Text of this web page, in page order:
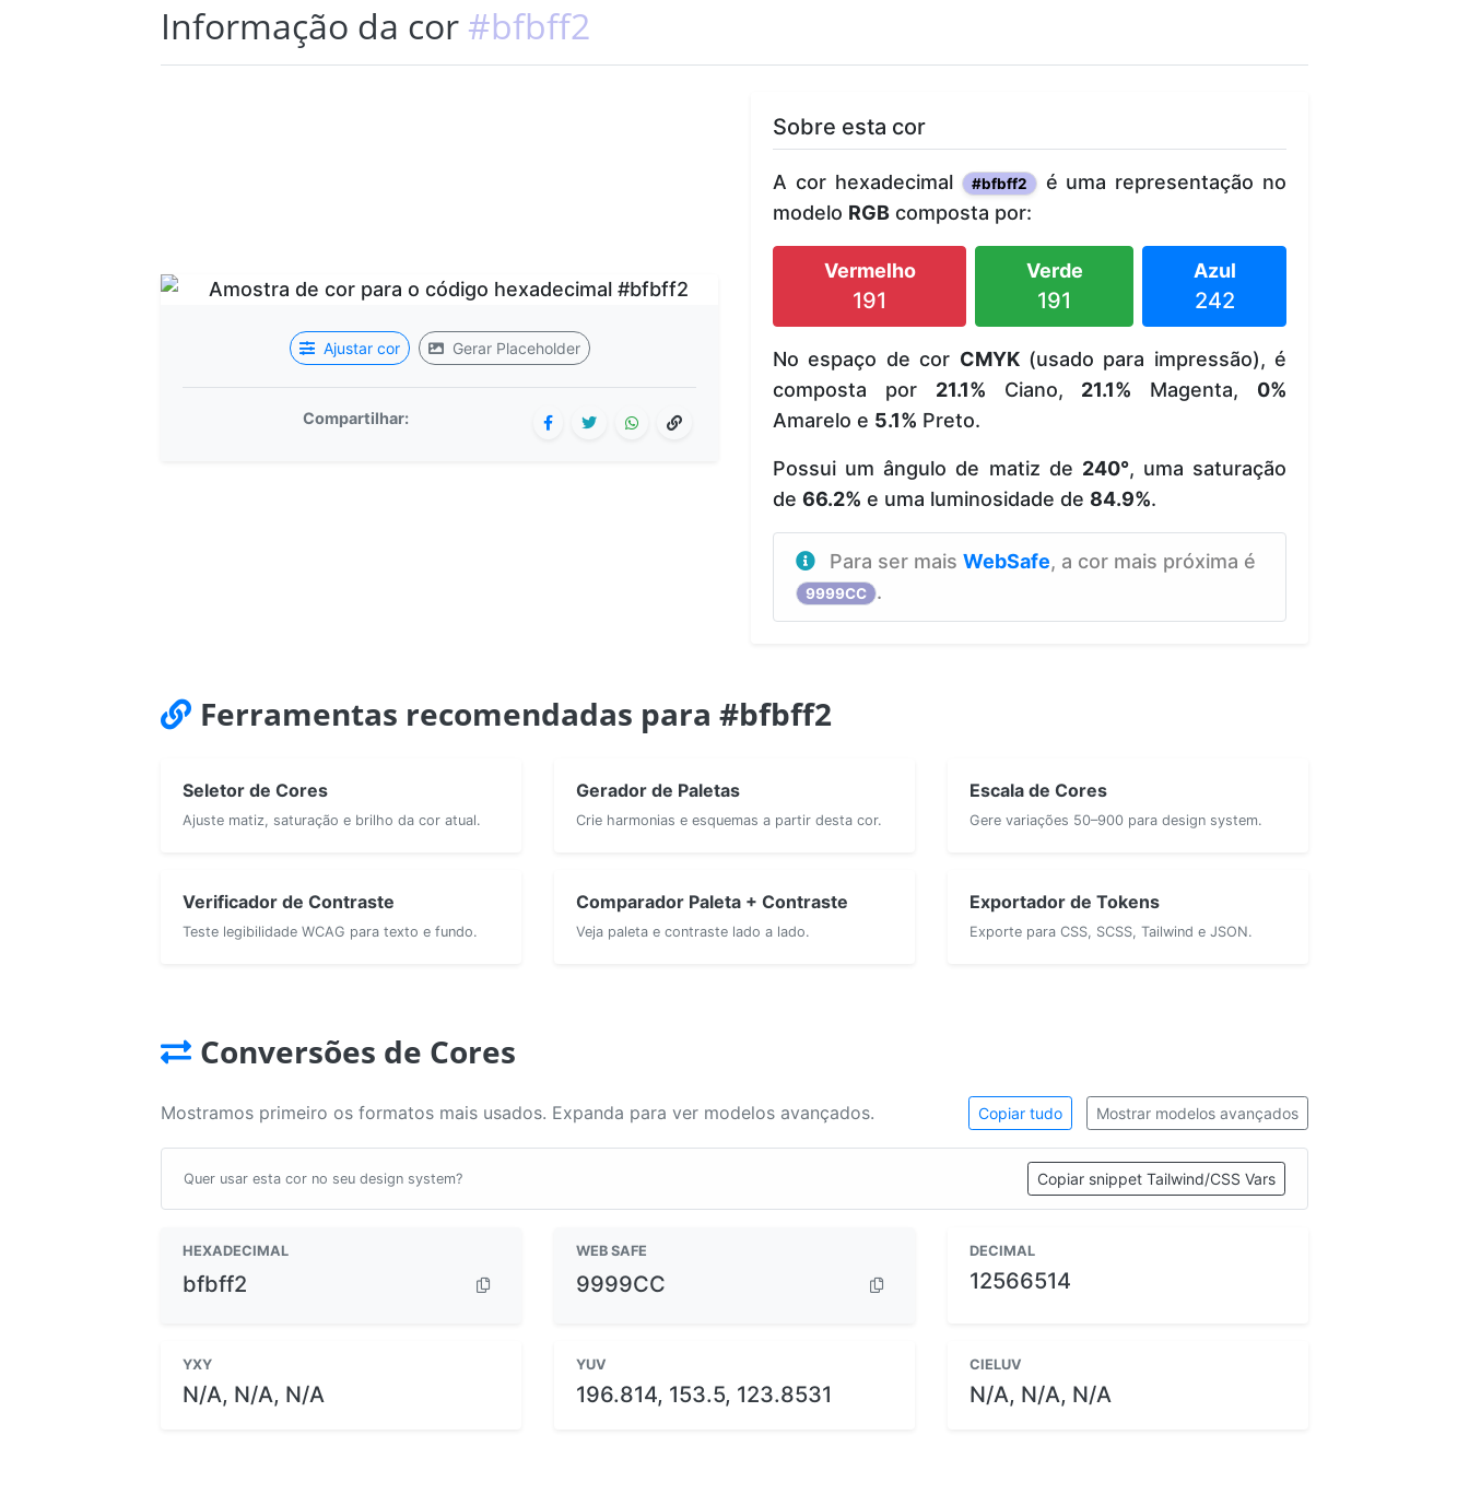
Informação da cor #bfbff2
Ajustar cor Gerar Placeholder
Compartilhar:
Sobre esta cor
A cor hexadecimal #bfbff2
é uma representação no
modelo RGB composta por:
Vermelho
191
Verde
191
Azul
242
No espaço de cor CMYK(usado para impressão), é
composta por 21.1% Ciano, 21.1% Magenta, 0%
Amarelo e 5.1% Preto.
Possui um ângulo de matiz de 240°, uma saturação
de 66.2% e uma luminosidade de 84.9%.
Para ser mais WebSafe, a cor mais próxima é
9999CC .
Ferramentas recomendadas para #bfbff2
Seletor de Cores
Ajuste matiz, saturação e brilho da cor atual.
Gerador de Paletas
Crie harmonias e esquemas a partir desta cor.
Escala de Cores
Gere variações 50–900 para design system.
Verificador de Contraste
Teste legibilidade WCAG para texto e fundo.
Comparador Paleta + Contraste
Veja paleta e contraste lado a lado.
Exportador de Tokens
Exporte para CSS, SCSS, Tailwind e JSON.
Conversões de Cores
Mostramos primeiro os formatos mais usados. Expanda para ver modelos avançados. Copiar tudo Mostrar modelos avançados
Quer usar esta cor no seu design system? Copiar snippet Tailwind/CSS Vars
HEXADECIMAL
bfbff2
WEB SAFE
9999CC
DECIMAL
12566514
YXY
N/A, N/A, N/A
YUV
196.814, 153.5, 123.8531
CIELUV
N/A, N/A, N/A